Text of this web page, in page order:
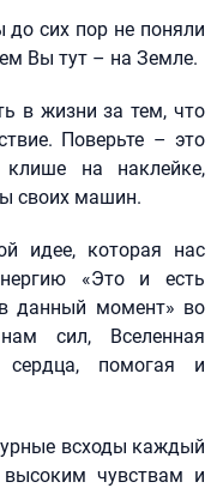
до сих пор не поняли
Вы тут – на Земле.
в жизни за тем, что
Поверьте – это
на наклейке,
своих машин.
идее, которая нас
«Это и есть
данный момент» во
сил, Вселенная
помогая и
всходы каждый
чувствам и